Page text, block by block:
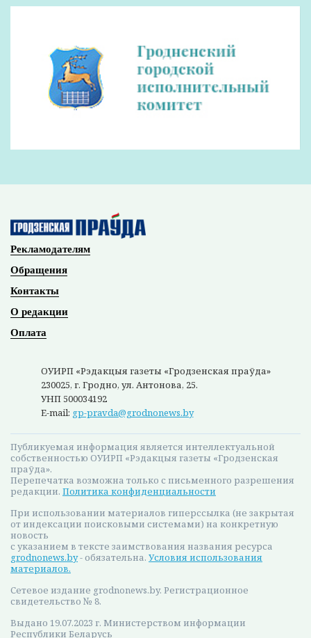
Рекламодателям
Обращения
Контакты
О редакции
Оплата
ОУИРП «Рэдакцыя газеты «Гродзенская праўда»
230025, г. Гродно, ул. Антонова, 25.
УНП 500034192
E-mail: gp-pravda@grodnonews.by
Публикуемая информация является интеллектуальной
собственностью ОУИРП «Рэдакцыя газеты «Гродзенская
праўда».
Перепечатка возможна только с письменного разрешения
редакции. Политика конфиденциальности
При использовании материалов гиперссылка (не закрытая
от индексации поисковыми системами) на конкретную
новость
с указанием в тексте заимствования названия ресурса
grodnonews.by- обязательна. Условия использования
материалов.
Сетевое издание grodnonews.by. Регистрационное
свидетельство № 8.
Выдано 19.07.2023 г. Министерством информации
Республики Беларусь